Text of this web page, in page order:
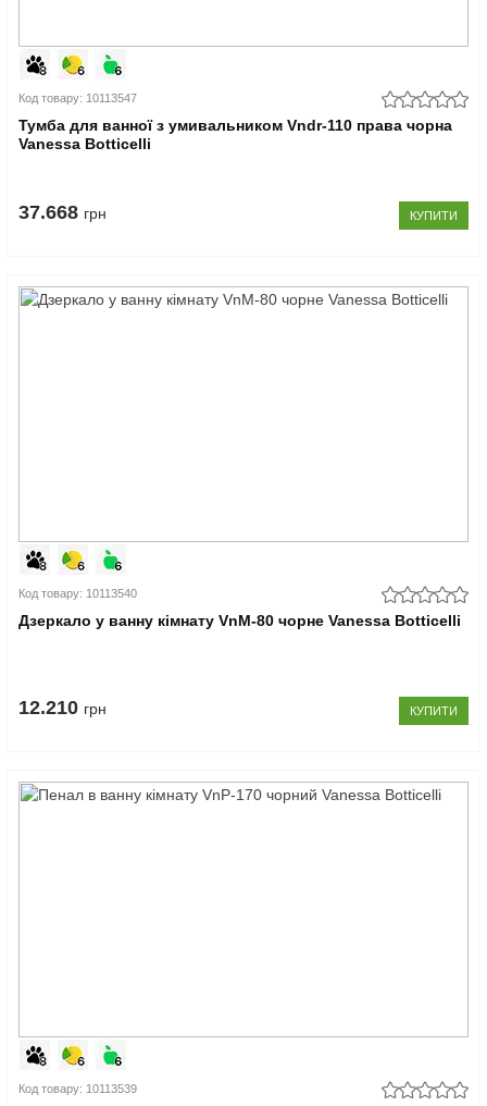
Код товару: 10113547
Тумба для ванної з умивальником Vndr-110 права чорна
Vanessa Botticelli
37.668 грн КУПИТИ
Код товару: 10113540
Дзеркало у ванну кімнату VnM-80 чорне Vanessa Botticelli
12.210 грн КУПИТИ
Код товару: 10113539